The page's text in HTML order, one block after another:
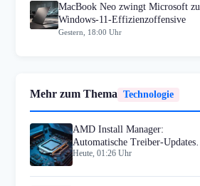
MacBook Neo zwingt Microsoft zu
Windows-11-Effizienzoffensive
Gestern, 18:00 Uhr
Mehr zum Thema Technologie
AMD Install Manager:
Automatische Treiber-Updates
schlagen fehl
Heute, 01:26 Uhr